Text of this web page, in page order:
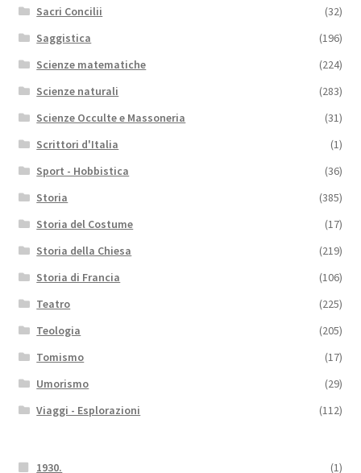
Sacri Concilii
(32)
Saggistica
(196)
Scienze matematiche
(224)
Scienze naturali
(283)
Scienze Occulte e Massoneria
(31)
Scrittori d'Italia
(1)
Sport - Hobbistica
(36)
Storia
(385)
Storia del Costume
(17)
Storia della Chiesa
(219)
Storia di Francia
(106)
Teatro
(225)
Teologia
(205)
Tomismo
(17)
Umorismo
(29)
Viaggi - Esplorazioni
(112)
1930. (1)